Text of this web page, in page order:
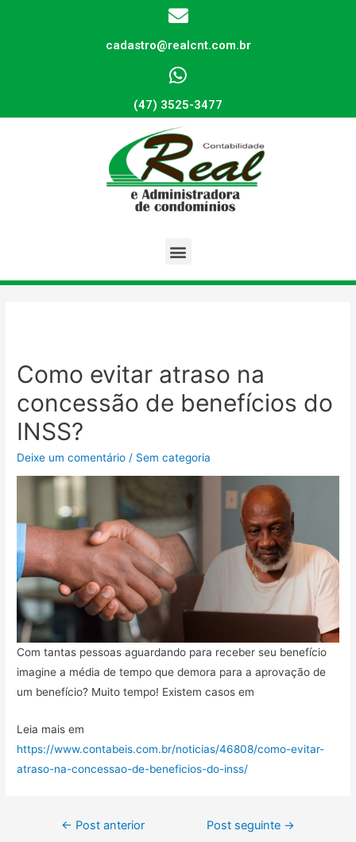
cadastro@realcnt.com.br
(47) 3525-3477
Como evitar atraso na
concessão de benefícios do
INSS?
Deixe um comentário / Sem categoria
Com tantas pessoas aguardando para receber seu benefício
imagine a média de tempo que demora para a aprovação de
um benefício? Muito tempo! Existem casos em
Leia mais em
https://www.contabeis.com.br/noticias/46808/como-evitar-
atraso-na-concessao-de-beneficios-do-inss/
← Post anterior Post seguinte →